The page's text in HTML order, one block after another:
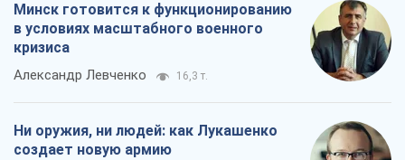
Минск готовится к функционированию
в условиях масштабного военного
кризиса
Александр Левченко 16,3 т.
Ни оружия, ни людей: как Лукашенко
создает новую армию